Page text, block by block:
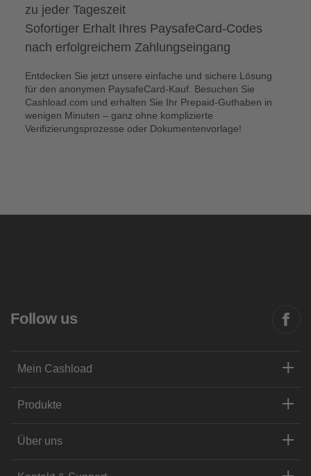
zu jeder Tageszeit
Sofortiger Erhalt Ihres PaysafeCard-Codes
nach erfolgreichem Zahlungseingang
Entdecken Sie jetzt unsere einfache und sichere Lösung
für den anonymen PaysafeCard-Kauf. Besuchen Sie
Cashload.com und erhalten Sie Ihr Prepaid-Guthaben in
wenigen Minuten – ganz ohne komplizierte
Verifizierungsprozesse oder Dokumentenvorlage!
Follow us
Mein Cashload
Produkte
Über uns